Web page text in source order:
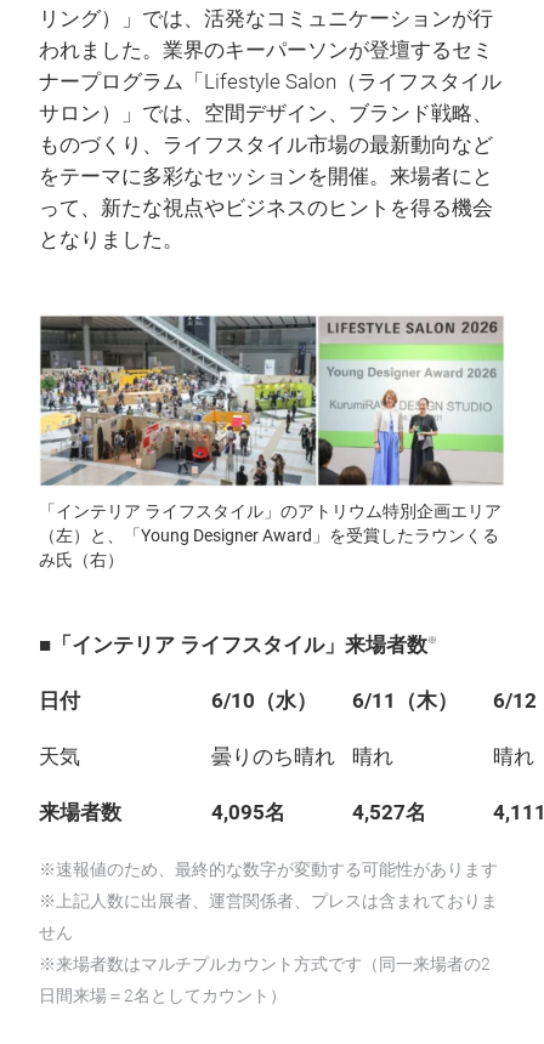
リング）」では、活発なコミュニケーションが行
われました。業界のキーパーソンが登壇するセミ
ナープログラム「Lifestyle Salon（ライフスタイル
サロン）」では、空間デザイン、ブランド戦略、
ものづくり、ライフスタイル市場の最新動向など
をテーマに多彩なセッションを開催。来場者にと
って、新たな視点やビジネスのヒントを得る機会
となりました。
「インテリア ライフスタイル」のアトリウム特別企画エリア
（左）と、「Young Designer Award」を受賞したラウンくる
み氏（右）
■「インテリア ライフスタイル」来場者数※
日付 6/10（水） 6/11（木） 6/12
天気 曇りのち晴れ 晴れ 晴れ
来場者数 4,095名 4,527名
※速報値のため、最終的な数字が変動する可能性があります
※上記人数に出展者、運営関係者、プレスは含まれておりま
せん
※来場者数はマルチプルカウント方式です（同一来場者の2
日間来場＝2名としてカウント）